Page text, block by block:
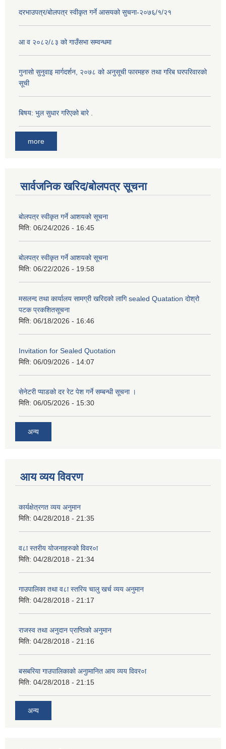
दरभाउपत्र/बोलपत्र स्वीकृत गर्ने आसयको सुचना-२०७६/१/२१
आ व २०८२/८३ को गाउँसभा सम्वन्धमा
गुनासो सुनुवाइ मार्गदर्शन, २०७८ को अनुसूची फारमहरु तथा गरिब घरपरिवारको
सूची
बिषय: भुल सुधार गरिएको बारे .
more
सार्वजनिक खरिद/बोलपत्र सूचना
बोलपत्र स्वीकृत गर्ने आशयको सूचना
मिति: 06/24/2026 - 16:45
बोलपत्र स्वीकृत गर्ने आशयको सूचना
मिति: 06/22/2026 - 19:58
मसलन्द तथा कार्यालय सामग्री खरिदको लागि sealed Quatation दोश्रो
पटक प्रकशितसूचना
मिति: 06/18/2026 - 16:46
Invitation for Sealed Quotation
मिति: 06/09/2026 - 14:07
सेनेटरी प्याडको दर रेट पेश गर्ने सम्बन्धी सूचना ।
मिति: 06/05/2026 - 15:30
अन्य
आय व्यय विवरण
कार्यक्षेत्रगत व्यय अनुमान
मिति: 04/28/2018 - 21:35
व८ा स्तरीय योजनाहरुको विवर०ा
मिति: 04/28/2018 - 21:34
गाउपालिका तथा व८ा स्तरिय चालु खर्च व्यय अनुमान
मिति: 04/28/2018 - 21:17
राजस्व तथा अनुदान प्राप्तिको अनुमान
मिति: 04/28/2018 - 21:16
बसबरिया गाउपालिकाको अनुामानित आय व्यय विवर०ा
मिति: 04/28/2018 - 21:15
अन्य